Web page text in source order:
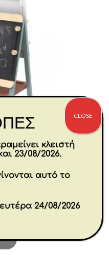
Χρήσεων
κλειστή
23/08/2026.
αυτό το
24/08/2026
CLOSE